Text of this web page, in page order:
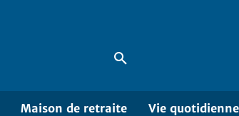
Maison de retraite Vie quotidienne